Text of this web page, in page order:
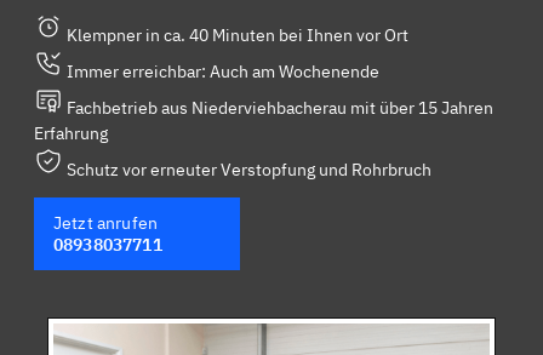
Klempner in ca. 40 Minuten bei Ihnen vor Ort
Immer erreichbar: Auch am Wochenende
Fachbetrieb aus Niederviehbacherau mit über 15 Jahren
Erfahrung
Schutz vor erneuter Verstopfung und Rohrbruch
Jetzt anrufen
08938037711